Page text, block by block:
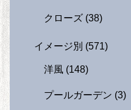
クローズ (38)
イメージ別 (571)
洋風 (148)
プールガーデン (3)